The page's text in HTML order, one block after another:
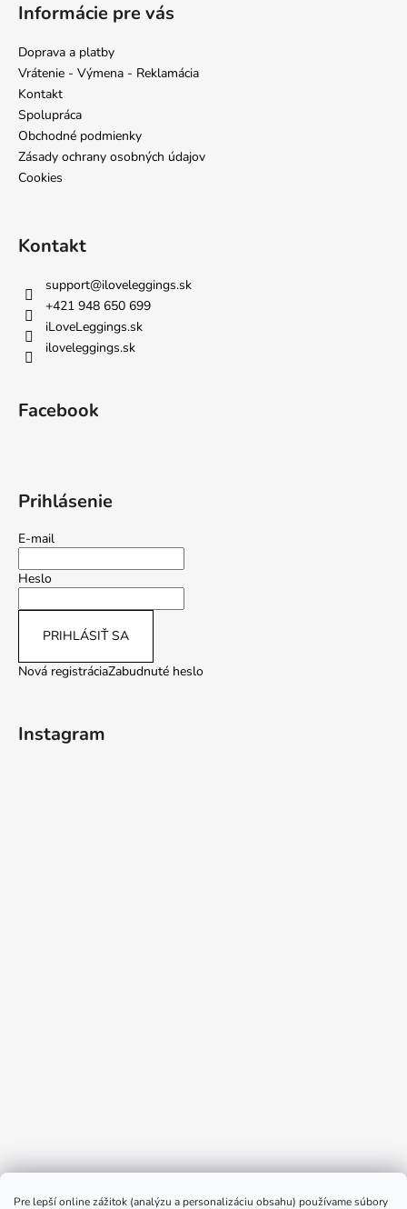
Pre lepší online zážitok (analýzu a personalizáciu obsahu) používame súbory
Informácie pre vás
Doprava a platby
Vrátenie - Výmena - Reklamácia
Kontakt
Spolupráca
Obchodné podmienky
Zásady ochrany osobných údajov
Cookies
Kontakt
support@iloveleggings.sk
+421 948 650 699
iLoveLeggings.sk
iloveleggings.sk
Facebook
Prihlásenie
E-mail
Heslo
PRIHLÁSIŤ SA
Nová registráciaZabudnuté heslo
Instagram
Sledovať na Instagrame